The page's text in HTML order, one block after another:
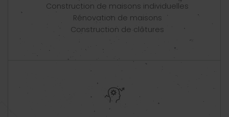
Construction de maisons individuelles
Rénovation de maisons
Construction de clôtures